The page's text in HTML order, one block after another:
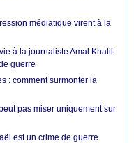
médiatique virent à la
à la journaliste Amal Khalil
guerre
: comment surmonter la
pas miser uniquement sur
est un crime de guerre